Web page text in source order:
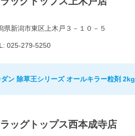
県新潟市東区上木戸３－１０－５
025-279-5250
ダン 除草王シリーズ オールキラー粒剤 2kg
ラッグトップス西本成寺店